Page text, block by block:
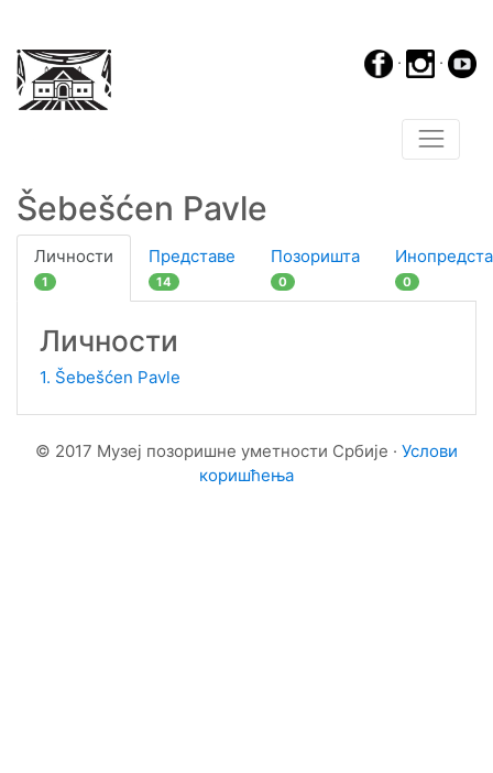
· ·
Šebešćen Pavle
Личности
1
Представе
14
Позоришта
0 0
Личности
1. Šebešćen Pavle
© 2017 Музеј позоришне уметности Србије · Услови
коришћења